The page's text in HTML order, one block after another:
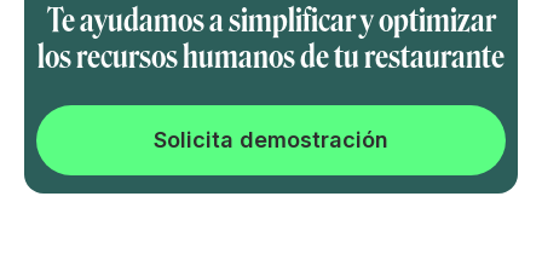
Te ayudamos a simplificar y optimizar
los recursos humanos de tu restaurante
Solicita demostración